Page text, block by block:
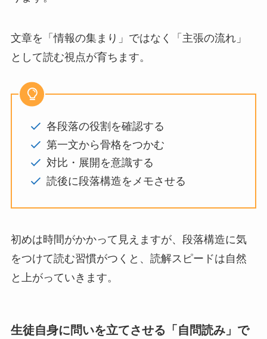
文章を「情報の集まり」ではなく「主張の流れ」
として読む視点が育ちます。
各段落の役割を確認する
第一文から骨格をつかむ
対比・展開を意識する
読後に段落構造をメモさせる
初めは時間がかかって見えますが、段落構造に気
をつけて読む習慣がつくと、読解スピードは自然
と上がっていきます。
生徒自身に問いを立てさせる「自問読み」で